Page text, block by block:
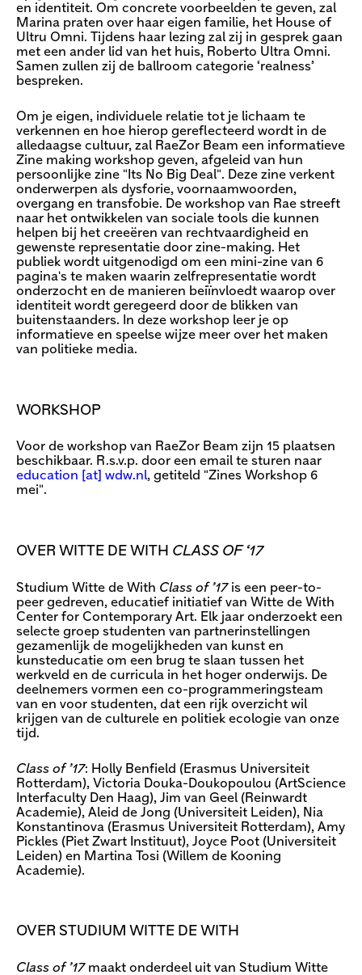
en identiteit. Om concrete voorbeelden te geven, zal
Marina praten over haar eigen familie, het House of
Ultru Omni. Tijdens haar lezing zal zij in gesprek gaan
met een ander lid van het huis, Roberto Ultra Omni.
Samen zullen zij de ballroom categorie ‘realness’
bespreken.
Om je eigen, individuele relatie tot je lichaam te
verkennen en hoe hierop gereflecteerd wordt in de
alledaagse cultuur, zal RaeZor Beam een informatieve
Zine making workshop geven, afgeleid van hun
persoonlijke zine "Its No Big Deal". Deze zine verkent
onderwerpen als dysforie, voornaamwoorden,
overgang en transfobie. De workshop van Rae streeft
naar het ontwikkelen van sociale tools die kunnen
helpen bij het creeëren van rechtvaardigheid en
gewenste representatie door zine-making. Het
publiek wordt uitgenodigd om een mini-zine van 6
pagina's te maken waarin zelfrepresentatie wordt
onderzocht en de manieren beiïnvloedt waarop over
identiteit wordt geregeerd door de blikken van
buitenstaanders. In deze workshop leer je op
informatieve en speelse wijze meer over het maken
van politieke media.
WORKSHOP
Voor de workshop van RaeZor Beam zijn 15 plaatsen
beschikbaar. R.s.v.p. door een email te sturen naar
education [​at​] wdw.nl, getiteld "Zines Workshop 6
mei".
OVER WITTE DE WITH CLASS OF ‘17
Studium Witte de With Class of ’17is een peer-to-
peer gedreven, educatief initiatief van Witte de With
Center for Contemporary Art. Elk jaar onderzoekt een
selecte groep studenten van partnerinstellingen
gezamenlijk de mogelijkheden van kunst en
kunsteducatie om een brug te slaan tussen het
werkveld en de curricula in het hoger onderwijs. De
deelnemers vormen een co-programmeringsteam
van en voor studenten, dat een rijk overzicht wil
krijgen van de culturele en politiek ecologie van onze
tijd.
Class of ’17: Holly Benfield (Erasmus Universiteit
Rotterdam), Victoria Douka-Doukopoulou (ArtScience
Interfaculty Den Haag), Jim van Geel (Reinwardt
Academie), Aleid de Jong (Universiteit Leiden), Nia
Konstantinova (Erasmus Universiteit Rotterdam), Amy
Pickles (Piet Zwart Instituut), Joyce Poot (Universiteit
Leiden) en Martina Tosi (Willem de Kooning
Academie).
OVER STUDIUM WITTE DE WITH
Class of ’17maakt onderdeel uit van Studium Witte